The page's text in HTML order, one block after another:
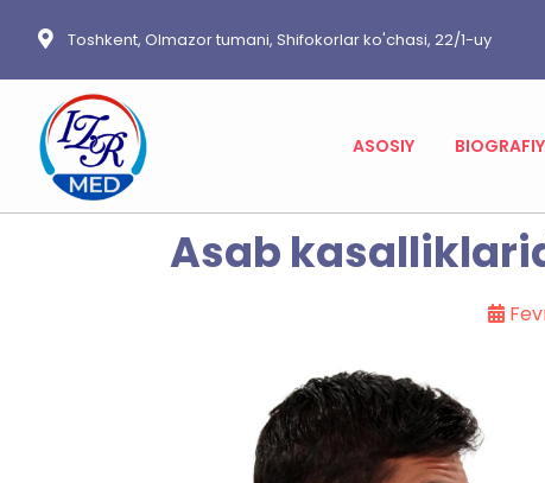
Toshkent, Olmazor tumani, Shifokorlar ko'chasi, 22/1-uy
ASOSIY
Asab